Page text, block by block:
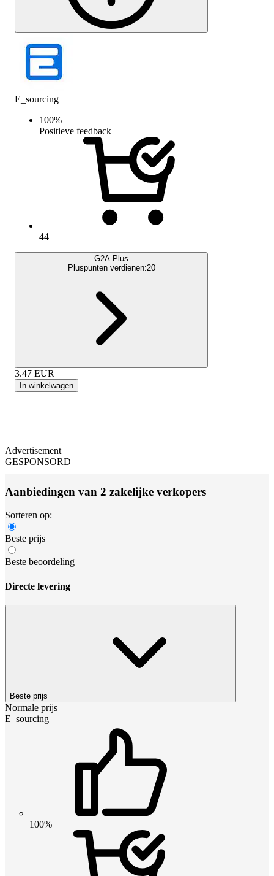
E_sourcing
100%
Positieve feedback
44
G2A Plus
Pluspunten verdienen:20
3.47 EUR
In winkelwagen
Advertisement
GESPONSORD
Aanbiedingen van 2 zakelijke verkopers
Sorteren op:
Beste prijs
Beste beoordeling
Directe levering
Beste prijs
Normale prijs
E_sourcing
100%